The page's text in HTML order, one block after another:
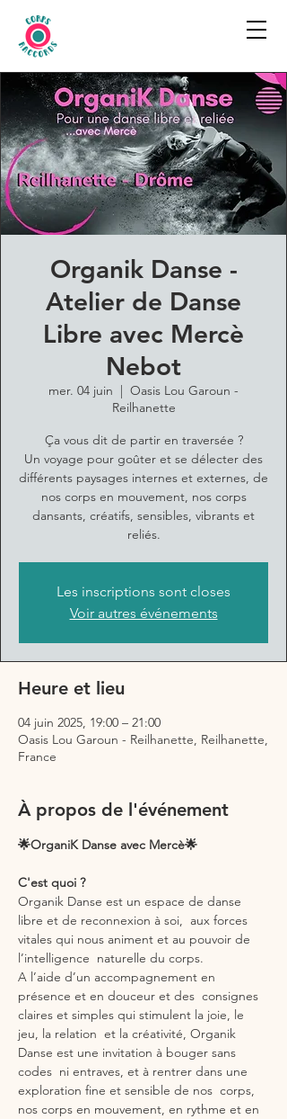
Organik Danse -
Atelier de Danse
Libre avec Mercè
Nebot
mer. 04 juin
  |
Oasis Lou Garoun -
Reilhanette
Ça vous dit de partir en traversée ?
Un voyage pour goûter et se délecter des
différents paysages internes et externes, de
nos corps en mouvement, nos corps
dansants, créatifs, sensibles, vibrants et
reliés.
Les inscriptions sont closes
Voir autres événements
Heure et lieu
04 juin 2025, 19:00 – 21:00
Oasis Lou Garoun - Reilhanette, Reilhanette,
France
À propos de l'événement
🌟OrganiK Danse avec Mercè🌟
C'est quoi ?
Organik Danse est un espace de danse
libre et de reconnexion à soi,  aux forces
vitales qui nous animent et au pouvoir de
l’intelligence  naturelle du corps.
A l’aide d’un accompagnement en
présence et en douceur et des  consignes
claires et simples qui stimulent la joie, le
jeu, la relation  et la créativité, Organik
Danse est une invitation à bouger sans
codes  ni entraves, et à rentrer dans une
exploration fine et sensible de nos  corps,
nos corps en mouvement, en rythme et en